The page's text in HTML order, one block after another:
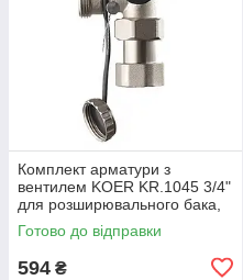
Комплект арматури з
вентилем KOER KR.1045 3/4"
для розширювального бака,
латунь, нікель (KR3112)
Готово до відправки
594 ₴